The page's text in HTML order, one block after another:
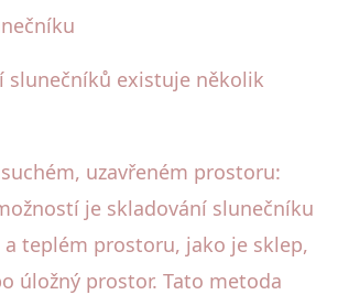
slunečníků existuje několik
uzavřeném prostoru:
je skladování slunečníku
a teplém prostoru, jako je sklep,
úložný prostor. Tato metoda